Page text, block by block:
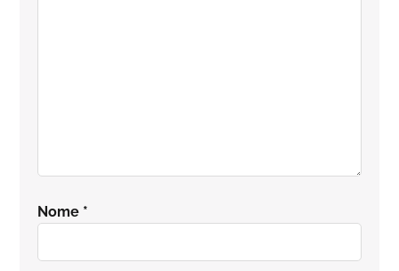
Nome *